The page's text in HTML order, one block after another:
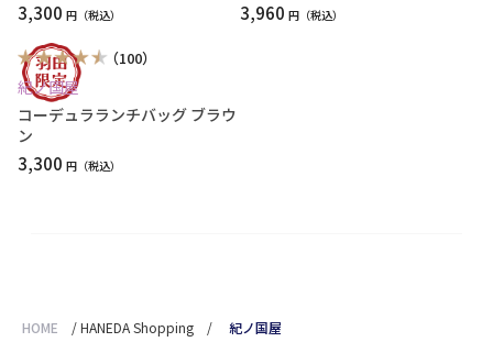
3,300 円 3,960 円
（100）
紀ノ国屋
コーデュラランチバッグ ブラウ
ン
3,300 円
HOME /HANEDA Shopping / 紀ノ国屋